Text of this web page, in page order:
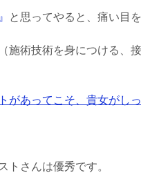
と思ってやると、痛い目
施術技術を身につける、
があってこそ、貴女がし
トさんは優秀です。